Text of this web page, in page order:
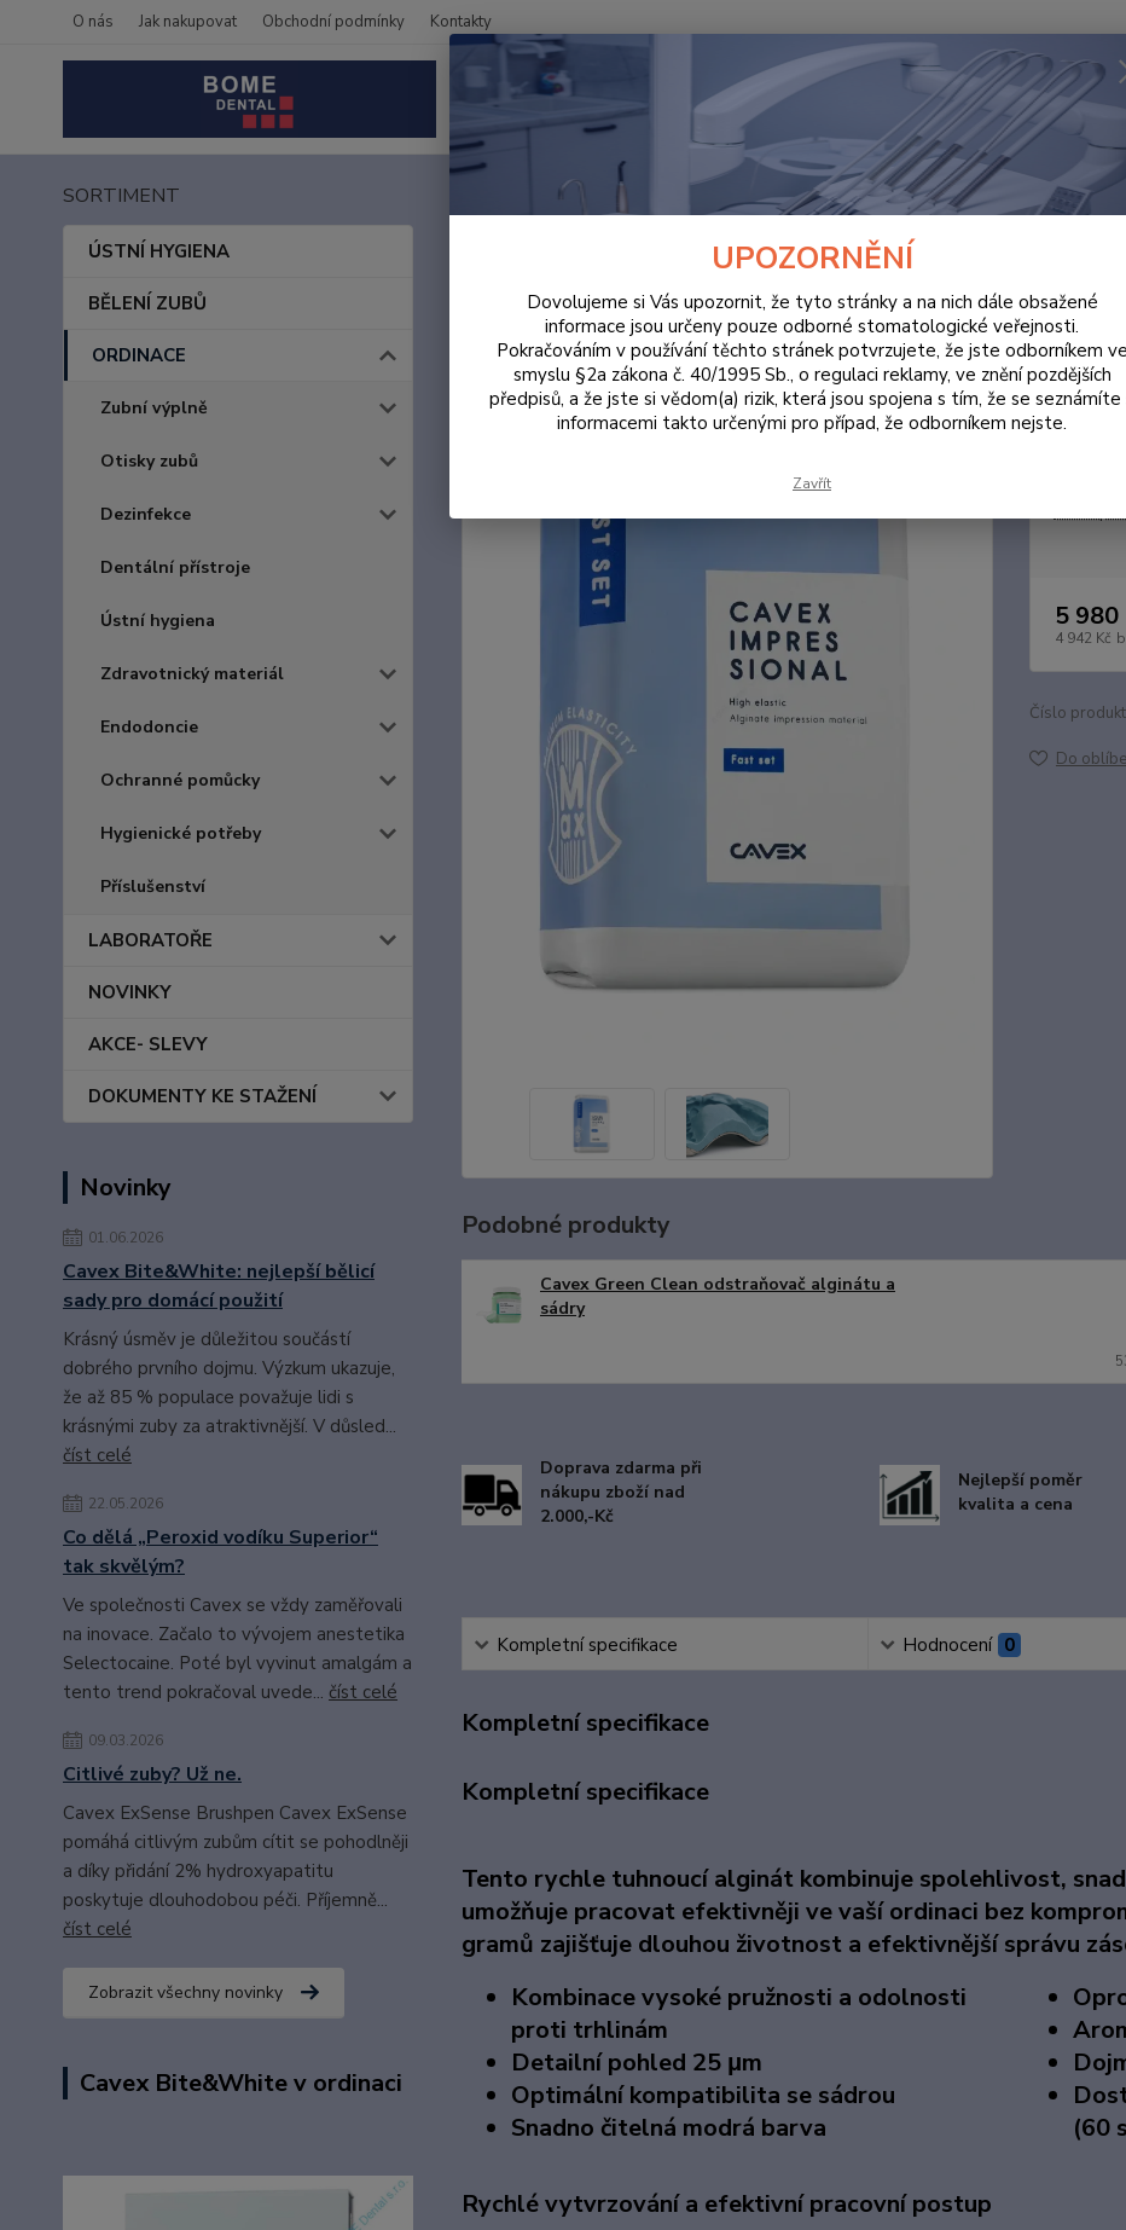
O nás Jak nakupovat Obchodní podmínky Kontakty
SORTIMENT
ÚSTNÍ HYGIENA
BĚLENÍ ZUBŮ
ORDINACE
Zubní výplně
Otisky zubů
Dezinfekce
Dentální přístroje
Ústní hygiena
Zdravotnický materiál
Endodoncie
Ochranné pomůcky
Hygienické potřeby
Příslušenství
LABORATOŘE
NOVINKY
AKCE- SLEVY
DOKUMENTY KE STAŽENÍ
Novinky
01.06.2026
Cavex Bite&White: nejlepší bělicí
sady pro domácí použití
Krásný úsměv je důležitou součástí
dobrého prvního dojmu. Výzkum ukazuje,
že až 85 % populace považuje lidi s
krásnými zuby za atraktivnější. V důsled...
číst celé
22.05.2026
Co dělá „Peroxid vodíku Superior“
tak skvělým?
Ve společnosti Cavex se vždy zaměřovali
na inovace. Začalo to vývojem anestetika
Selectocaine. Poté byl vyvinut amalgám a
tento trend pokračoval uvede... číst celé
09.03.2026
Citlivé zuby? Už ne.
Cavex ExSense Brushpen Cavex ExSense
pomáhá citlivým zubům cítit se pohodlněji
a díky přidání 2% hydroxyapatitu
poskytuje dlouhodobou péči. Příjemně...
číst celé
Zobrazit všechny novinky
Cavex Bite&White v ordinaci
ORDINACE Cavex Impressional - Fast Set 20ks
Cavex Impressional - Fast Set 20ks
Cavex
otiskovací
Cena
5 980
4 942 Kč
Číslo
Do
Podobné produkty
Cavex Green Clean odstraňovač alginátu a
sádry
Doprava zdarma při
nákupu zboží nad
2.000,-Kč
Nejlepší poměr
kvalita a cena
Kompletní specifikace Hodnocení 0
Kompletní specifikace
Kompletní specifikace
Tento rychle tuhnoucí alginát kombinuje spolehlivost,
umožňuje pracovat efektivněji ve vaší ordinaci bez
gramů zajišťuje dlouhou životnost a efektivnější správu
Kombinace vysoké pružnosti a odolnosti
proti trhlinám
Detailní pohled 25 μm
Optimální kompatibilita se sádrou
Snadno čitelná modrá barva
(60
Rychlé vytvrzování a efektivní pracovní postup
UPOZORNĚNÍ
Dovolujeme si Vás upozornit, že tyto stránky a na nich dále obsažené
informace jsou určeny pouze odborné stomatologické veřejnosti.
Pokračováním v používání těchto stránek potvrzujete, že jste odborníkem ve
smyslu §2a zákona č. 40/1995 Sb., o regulaci reklamy, ve znění pozdějších
předpisů, a že jste si vědom(a) rizik, která jsou spojena s tím, že se seznámíte
informacemi takto určenými pro případ, že odborníkem nejste.
Zavřít